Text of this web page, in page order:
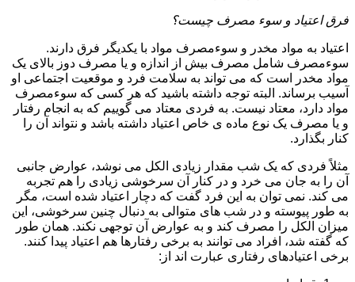
فرق اعتیاد و سوء مصرف چیست؟
اعتیاد به مواد مخدر و سوءمصرف مواد با یکدیگر فرق دارند.
سوءمصرف شامل مصرف بیش از اندازه و یا مصرف دوز بالای یک
مواد مخدر است که می تواند به سلامت فرد و موقعیت اجتماعی او
آسیب برساند. البته توجه داشته باشید که هر کسی که سوءمصرف
مواد دارد، معتاد نیست. به فردی معتاد می گوییم که به انجام رفتار
و یا مصرف یک نوع ماده ی خاص اعتیاد داشته باشد و نتواند آن را
کنار بگذارد.
مثلاً فردی که یک شب مقدار زیادی الکل می نوشد، عوارض جانبی
آن را به جان می خرد و در کنار آن سرخوشی زیادی را هم تجربه
می کند. نمی توان به این فرد گفت که دچار اعتیاد شده است، مگر
به طور پیوسته و در شب های متوالی به دنبال چنین سرخوشی، این
میزان الکل را مصرف کند و به عوارض آن توجهی نکند. همان طور
که گفته شد، افراد می توانند به برخی رفتارها هم اعتیاد پیدا کنند.
برخی اعتیادهای رفتاری عبارت اند از: